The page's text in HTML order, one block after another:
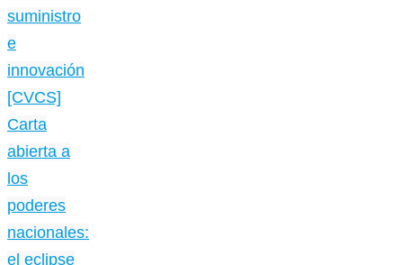
suministro
e
innovación
[CVCS]
Carta
abierta a
los
poderes
nacionales:
el eclipse